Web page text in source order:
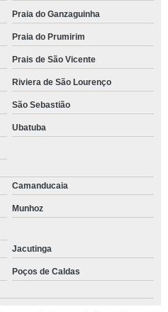
Praia do Ganzaguinha
Praia do Prumirim
Prais de São Vicente
Riviera de São Lourenço
São Sebastião
Ubatuba
Camanducaia
Munhoz
Jacutinga
Poços de Caldas